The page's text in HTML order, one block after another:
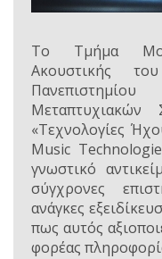
Το Τμήμα
Ακουστικής
Πανεπιστημίου
«Τεχνολογίες
Music
γνωστικό
σύγχρονες
ανάγκες
πως αυτός
φορέας